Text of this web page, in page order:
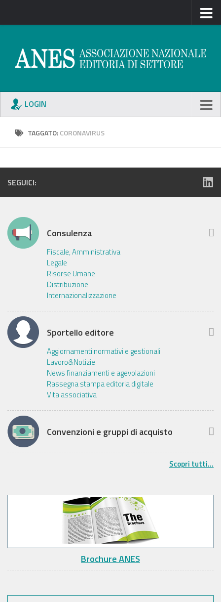
LOGIN
TAGGATO:CORONAVIRUS
SEGUICI:
Consulenza
Fiscale, Amministrativa
Legale
Risorse Umane
Distribuzione
Internazionalizzazione
Sportello editore
Aggiornamenti normativi e gestionali
Lavoro&Notizie
News finanziamenti e agevolazioni
Rassegna stampa editoria digitale
Vita associativa
Convenzioni e gruppi di acquisto
Scopri tutti...
Brochure ANES